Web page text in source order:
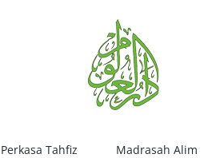
Perkasa Tahfiz Madrasah Alim